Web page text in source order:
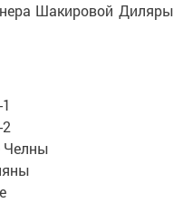
Шакировой Диляры
Челны